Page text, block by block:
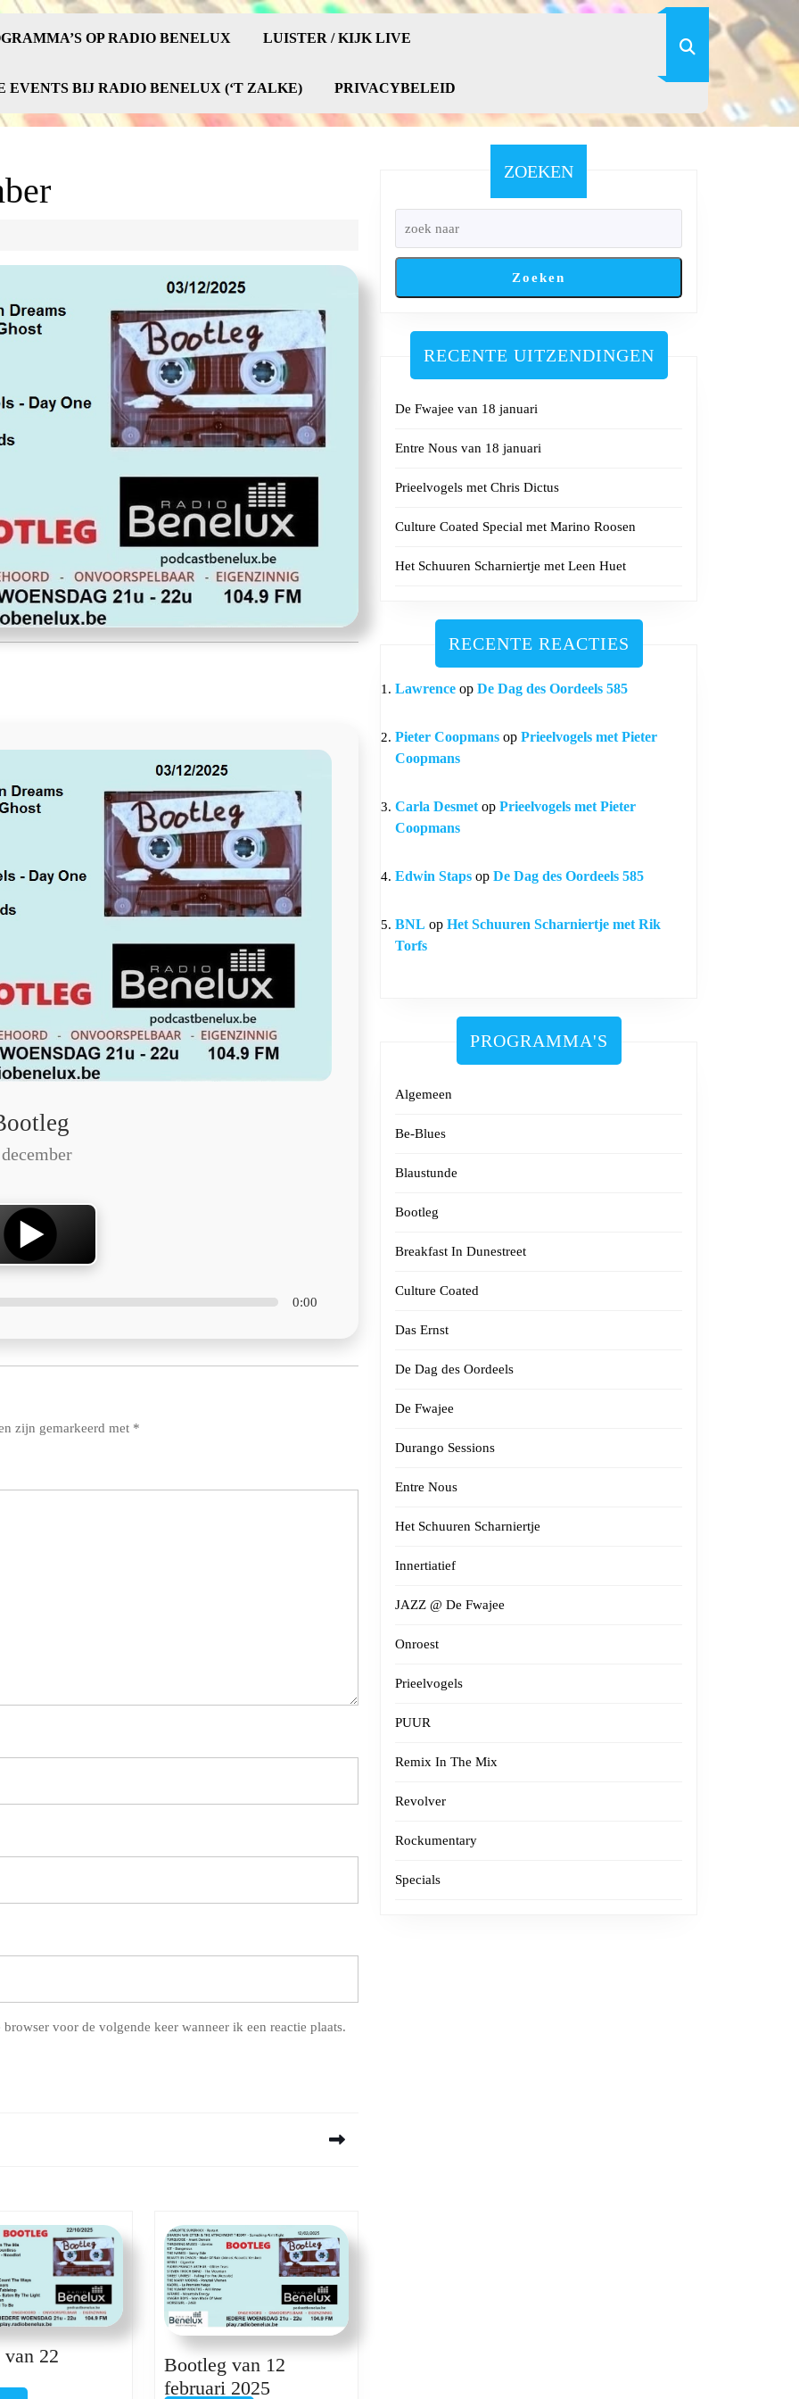
OP RADIO BENELUX LUISTER / KIJK LIVE
EVENTS BIJ RADIO BENELUX (‘T ZALKE) PRIVACYBELEID
0:00
zijn gemarkeerd met *
voor de volgende keer wanneer ik een reactie plaats.
22
Bootleg van 12
februari 2025Bootleg
ZOEKEN
Zoeken
RECENTE UITZENDINGEN
De Fwajee van 18 januari
Entre Nous van 18 januari
Prieelvogels met Chris Dictus
Culture Coated Special met Marino Roosen
Het Schuuren Scharniertje met Leen Huet
RECENTE REACTIES
Lawrence op De Dag des Oordeels 585
Pieter Coopmans op Prieelvogels met Pieter
Coopmans
Carla Desmet op Prieelvogels met Pieter
Coopmans
Edwin Staps op De Dag des Oordeels 585
BNL op Het Schuuren Scharniertje met Rik
Torfs
PROGRAMMA'S
Algemeen
Be-Blues
Blaustunde
Bootleg
Breakfast In Dunestreet
Culture Coated
Das Ernst
De Dag des Oordeels
De Fwajee
Durango Sessions
Entre Nous
Het Schuuren Scharniertje
Innertiatief
JAZZ @ De Fwajee
Onroest
Prieelvogels
PUUR
Remix In The Mix
Revolver
Rockumentary
Specials